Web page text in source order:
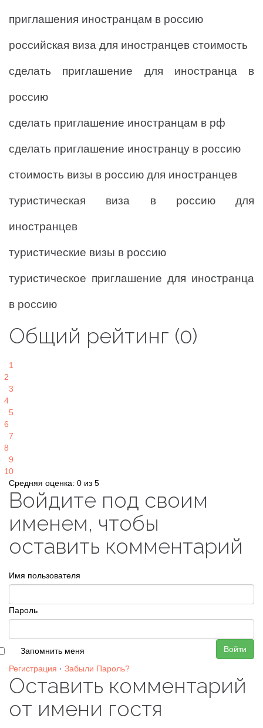
приглашения иностранцам в россию
российская виза для иностранцев стоимость
сделать приглашение для иностранца в
россию
сделать приглашение иностранцам в рф
сделать приглашение иностранцу в россию
стоимость визы в россию для иностранцев
туристическая виза в россию для
иностранцев
туристические визы в россию
туристическое приглашение для иностранца
в россию
Общий рейтинг (0)
1
2
3
4
5
6
7
8
9
10
Средняя оценка: 0 из 5
Войдите под своим
именем, чтобы
оставить комментарий
Имя пользователя
Пароль
Войти
Запомнить меня
Регистрация · Забыли Пароль?
Оставить комментарий
от имени гостя